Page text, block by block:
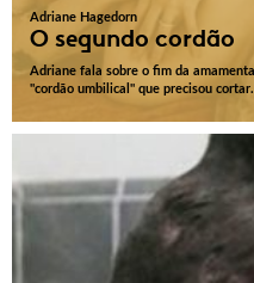
Adriane Hagedorn
O segundo cordão
Adriane fala sobre o fim da
"cordão umbilical" que precisou cortar.